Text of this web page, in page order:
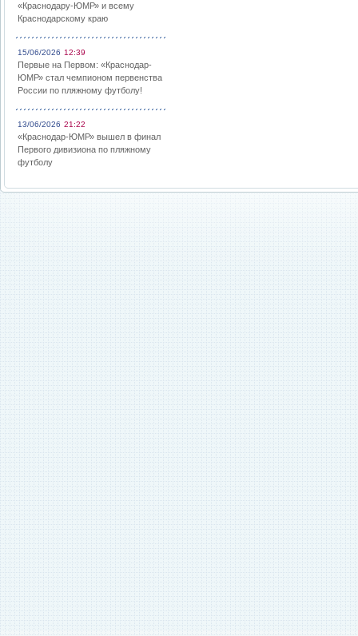
«Краснодару-ЮМР» и всему
Краснодарскому краю
15/06/2026 12:39
Первые на Первом: «Краснодар-
ЮМР» стал чемпионом первенства
России по пляжному футболу!
13/06/2026 21:22
«Краснодар-ЮМР» вышел в финал
Первого дивизиона по пляжному
футболу